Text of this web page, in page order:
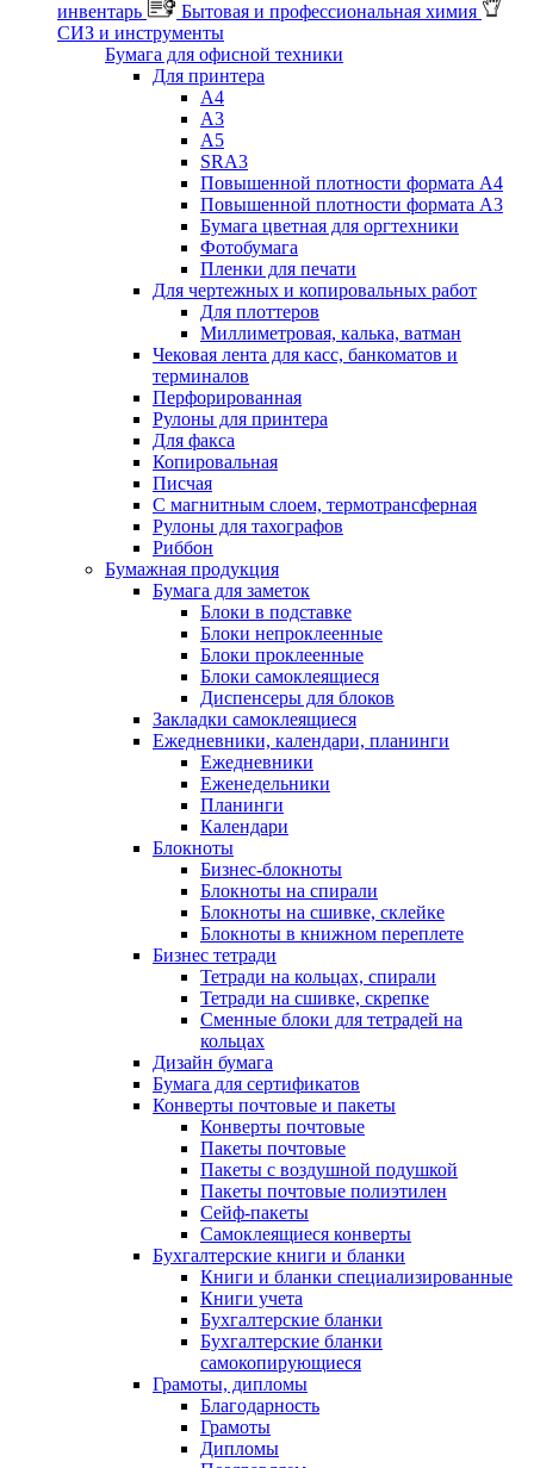
инвентарь
Бытовая и профессиональная химия
СИЗ и инструменты
Бумага для офисной техники
Для принтера
А4
А3
А5
SRA3
Повышенной плотности формата А4
Повышенной плотности формата А3
Бумага цветная для оргтехники
Фотобумага
Пленки для печати
Для чертежных и копировальных работ
Для плоттеров
Миллиметровая, калька, ватман
Чековая лента для касс, банкоматов и
терминалов
Перфорированная
Рулоны для принтера
Для факса
Копировальная
Писчая
С магнитным слоем, термотрансферная
Рулоны для тахографов
Риббон
Бумажная продукция
Бумага для заметок
Блоки в подставке
Блоки непроклеенные
Блоки проклеенные
Блоки самоклеящиеся
Диспенсеры для блоков
Закладки самоклеящиеся
Ежедневники, календари, планинги
Ежедневники
Еженедельники
Планинги
Календари
Блокноты
Бизнес-блокноты
Блокноты на спирали
Блокноты на сшивке, склейке
Блокноты в книжном переплете
Бизнес тетради
Тетради на кольцах, спирали
Тетради на сшивке, скрепке
Сменные блоки для тетрадей на
кольцах
Дизайн бумага
Бумага для сертификатов
Конверты почтовые и пакеты
Конверты почтовые
Пакеты почтовые
Пакеты с воздушной подушкой
Пакеты почтовые полиэтилен
Сейф-пакеты
Самоклеящиеся конверты
Бухгалтерские книги и бланки
Книги и бланки специализированные
Книги учета
Бухгалтерские бланки
Бухгалтерские бланки
самокопирующиеся
Грамоты, дипломы
Благодарность
Грамоты
Дипломы